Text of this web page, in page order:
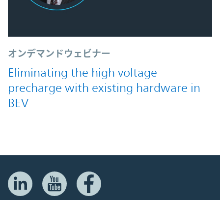
オンデマンドウェビナー
Eliminating the high voltage
precharge with existing hardware in
BEV